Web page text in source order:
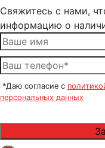
Свяжитесь с нами,
информацию о
*Даю согласие с
персональных данных